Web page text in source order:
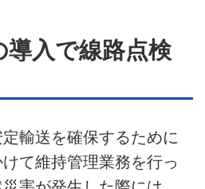
ポリシー
入で線路点検
輸送を確保するために
て維持管理業務を行っ